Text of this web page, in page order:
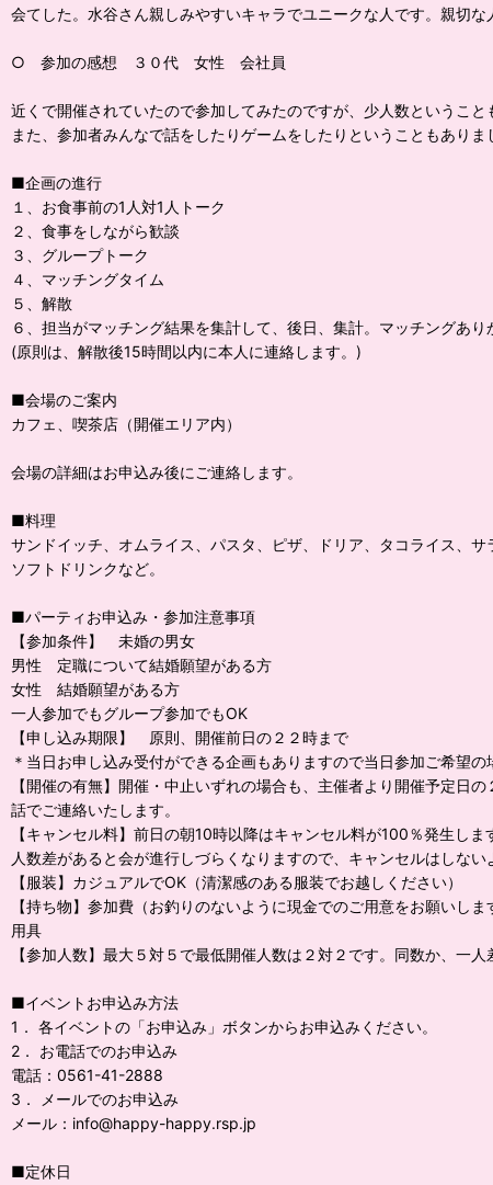
会てした。水谷さん親しみやすいキャラでユニークな人です。親切な
○ 参加の感想 ３０代 女性 会社員
近くで開催されていたので参加してみたのですが、少人数というこ
また、参加者みんなで話をしたりゲームをしたりということもあり
■企画の進行
１、お食事前の1人対1人トーク
２、食事をしながら歓談
３、グループトーク
４、マッチングタイム
５、解散
６、担当がマッチング結果を集計して、後日、集計。マッチングあ
(原則は、解散後15時間以内に本人に連絡します。)
■会場のご案内
カフェ、喫茶店（開催エリア内）
会場の詳細はお申込み後にご連絡します。
■料理
サンドイッチ、オムライス、パスタ、ピザ、ドリア、タコライス、サ
ソフトドリンクなど。
■パーティお申込み・参加注意事項
【参加条件】 未婚の男女
男性 定職について結婚願望がある方
女性 結婚願望がある方
一人参加でもグループ参加でもOK
【申し込み期限】 原則、開催前日の２２時まで
＊当日お申し込み受付ができる企画もありますので当日参加ご希望の
【開催の有無】開催・中止いずれの場合も、主催者より開催予定日
話でご連絡いたします。
【キャンセル料】前日の朝10時以降はキャンセル料が100％発生しま
人数差があると会が進行しづらくなりますので、キャンセルはしない
【服装】カジュアルでOK（清潔感のある服装でお越しください）
【持ち物】参加費（お釣りのないように現金でのご用意をお願いし
用具
【参加人数】最大５対５で最低開催人数は２対２です。同数か、一人
■イベントお申込み方法
1． 各イベントの「お申込み」ボタンからお申込みください。
2． お電話でのお申込み
電話：0561-41-2888
3． メールでのお申込み
メール：info@happy-happy.rsp.jp
■定休日